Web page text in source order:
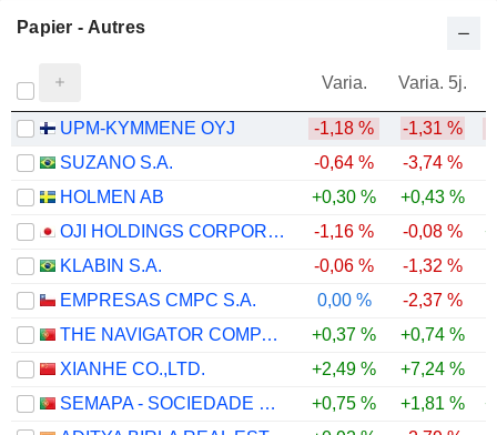
Papier - Autres
Varia. Varia. 5j.
UPM-KYMMENE OYJ -1,18 % -1,31 %
SUZANO S.A.
-0,64 % -3,74 %
HOLMEN AB
+0,30 % +0,43 %
OJI HOLDINGS CORPORATION
-1,16 % -0,08 %
KLABIN S.A.
-0,06 % -1,32 %
EMPRESAS CMPC S.A.
0,00 % -2,37 %
THE NAVIGATOR COMPANY, S.A.
+0,37 % +0,74 %
XIANHE CO.,LTD.
+2,49 % +7,24 %
SEMAPA - SOCIEDADE DE INVESTIMENTO E GESTÃO, SGPS, S.A.
+0,75 % +1,81 %